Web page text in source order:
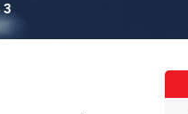
3